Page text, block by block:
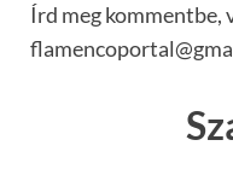
Írd meg kommentbe,